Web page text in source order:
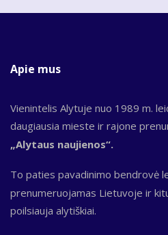
Apie mus
Vienintelis Alytuje nuo 1989 m.
daugiausia mieste ir rajone
„Alytaus naujienos“.
To paties pavadinimo bendrovė
prenumeruojamas Lietuvoje ir
poilsiauja alytiškiai.